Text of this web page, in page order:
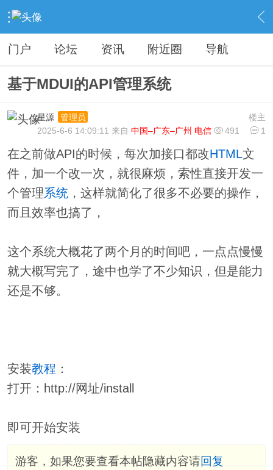
› 分类信息 › 源码模板 › 内容
门户 论坛 资讯 附近圈 导航
基于MDUI的API管理系统
楼主
星源
管理员
491
1
2025-6-6 14:09:11 来自 中国–广东–广州 电信
在之前做API的时候，每次加接口都改HTML文
件，加一个改一次，就很麻烦，索性直接开发一
个管理系统，这样就简化了很多不必要的操作，
而且效率也搞了，
这个系统大概花了两个月的时间吧，一点点慢慢
就大概写完了，途中也学了不少知识，但是能力
还是不够。
安装教程 ：
打开：http://网址/install
即可开始安装
游客，如果您要查看本帖隐藏内容请回复